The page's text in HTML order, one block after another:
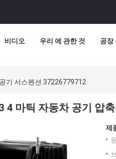
비디오 우리 에 관한 것 공장
기 서스펜션 37226779712
4 마틱 자동차 공기 압
제